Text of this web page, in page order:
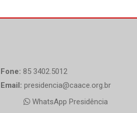
Fone: 85 3402.5012
Email: presidencia@caace.org.br
WhatsApp Presidência